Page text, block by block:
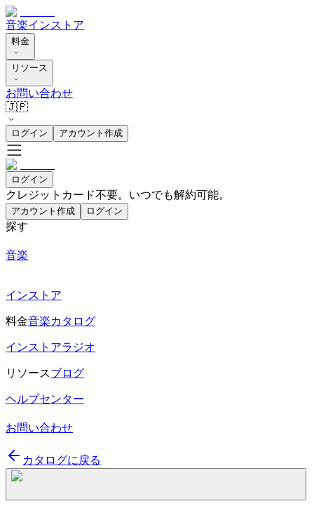
音楽インストア
料金
リソース
お問い合わせ
🇯🇵
ログイン アカウント作成
ログイン
クレジットカード不要。いつでも解約可能。
アカウント作成 ログイン
探す
音楽
インストア
料金音楽カタログ
インストアラジオ
リソースブログ
ヘルプセンター
お問い合わせ
カタログに戻る